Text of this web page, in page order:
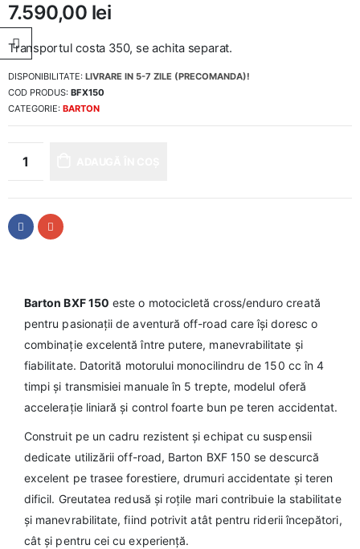
7.590,00 lei
Transportul costa 350, se achita separat.
DISPONIBILITATE: LIVRARE IN 5-7 ZILE (PRECOMANDA)!
COD PRODUS: BFX150
CATEGORIE: BARTON
Barton BXF 150 este o motocicletă cross/enduro creată
pentru pasionații de aventură off-road care își doresc o
combinație excelentă între putere, manevrabilitate și
fiabilitate. Datorită motorului monocilindru de 150 cc în 4
timpi și transmisiei manuale în 5 trepte, modelul oferă
accelerație liniară și control foarte bun pe teren accidentat.
Construit pe un cadru rezistent și echipat cu suspensii
dedicate utilizării off-road, Barton BXF 150 se descurcă
excelent pe trasee forestiere, drumuri accidentate și teren
dificil. Greutatea redusă și roțile mari contribuie la stabilitate
și manevrabilitate, fiind potrivit atât pentru riderii începători,
cât și pentru cei cu experiență.